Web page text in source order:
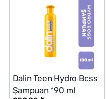
Dalin Teen Hydro Boss
Şampuan 190 ml